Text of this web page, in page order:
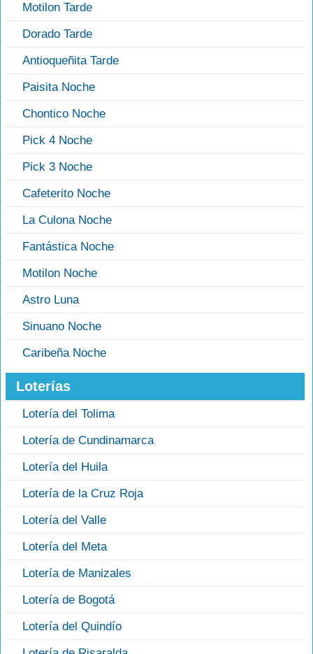
Motilon Tarde
Dorado Tarde
Antioqueñita Tarde
Paisita Noche
Chontico Noche
Pick 4 Noche
Pick 3 Noche
Cafeterito Noche
La Culona Noche
Fantástica Noche
Motilon Noche
Astro Luna
Sinuano Noche
Caribeña Noche
Loterías
Lotería del Tolima
Lotería de Cundinamarca
Lotería del Huila
Lotería de la Cruz Roja
Lotería del Valle
Lotería del Meta
Lotería de Manizales
Lotería de Bogotá
Lotería del Quindío